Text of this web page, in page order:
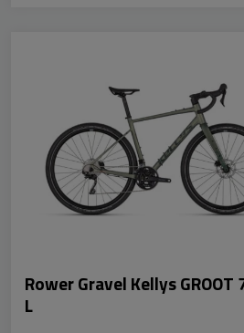
Rower Gravel Kellys GROOT
L